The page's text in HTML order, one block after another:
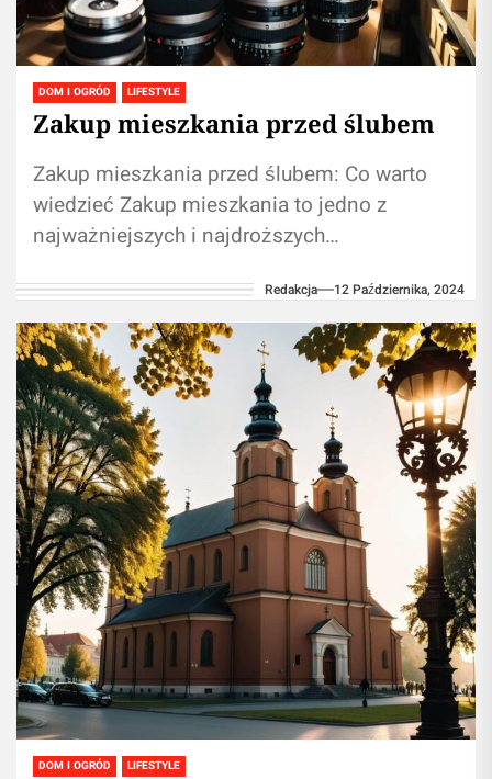
DOM I OGRÓD LIFESTYLE
Zakup mieszkania przed ślubem
Zakup mieszkania przed ślubem: Co warto
wiedzieć Zakup mieszkania to jedno z
najważniejszych i najdroższych
się na ten krok...
Redakcja 12 Października, 2024
DOM I OGRÓD LIFESTYLE